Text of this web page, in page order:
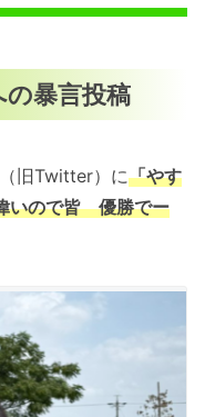
暴言投稿
旧Twitter）に「やす
いので皆 優勝でー